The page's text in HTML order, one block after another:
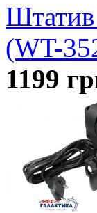
Штатив
(WT-
1199